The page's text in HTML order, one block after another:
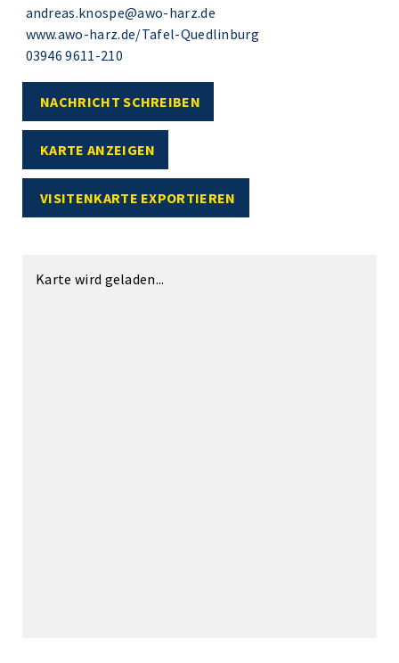
andreas.knospe@awo-harz.de
www.awo-harz.de/Tafel-Quedlinburg
03946 9611-210
NACHRICHT SCHREIBEN
KARTE ANZEIGEN
VISITENKARTE EXPORTIEREN
Karte wird geladen...